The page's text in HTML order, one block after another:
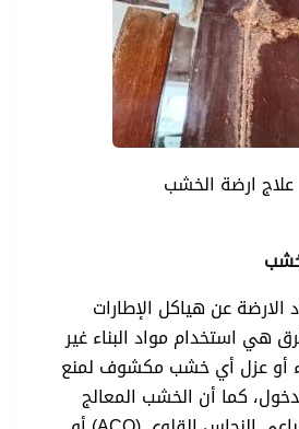
علاج ارضة الخشب
عن هياكل الإطارات
هي استخدام مواد البناء غير
أو عزل أي خشب مكشوف لمنع
كما أن الخشب المعالج